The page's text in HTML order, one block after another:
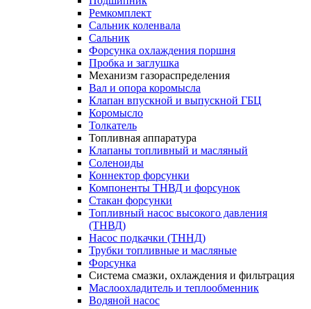
Ремкомплект
Сальник коленвала
Сальник
Форсунка охлаждения поршня
Пробка и заглушка
Механизм газораспределения
Вал и опора коромысла
Клапан впускной и выпускной ГБЦ
Коромысло
Толкатель
Топливная аппаратура
Клапаны топливный и масляный
Соленоиды
Коннектор форсунки
Компоненты ТНВД и форсунок
Стакан форсунки
Топливный насос высокого давления
(ТНВД)
Насос подкачки (ТННД)
Трубки топливные и масляные
Форсунка
Система смазки, охлаждения и фильтрация
Маслоохладитель и теплообменник
Водяной насос